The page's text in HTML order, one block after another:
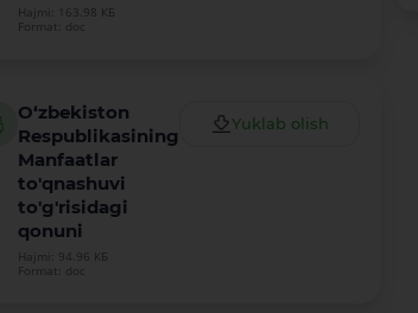
Hajmi: 163.98 КБ
Format: doc
O‘zbekiston
Respublikasining
Manfaatlar
to'qnashuvi
to'g'risidagi
qonuni
Hajmi: 94.96 КБ
Format: doc
Yuklab olish